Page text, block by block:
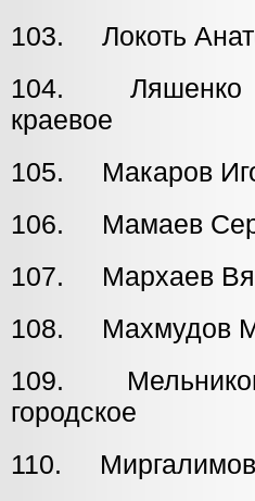
103. Локоть
104. Ляшенко
краевое
105. Макаров
106. Мамаев
107. Мархаев
108. Махмудов
109.
городское
110.